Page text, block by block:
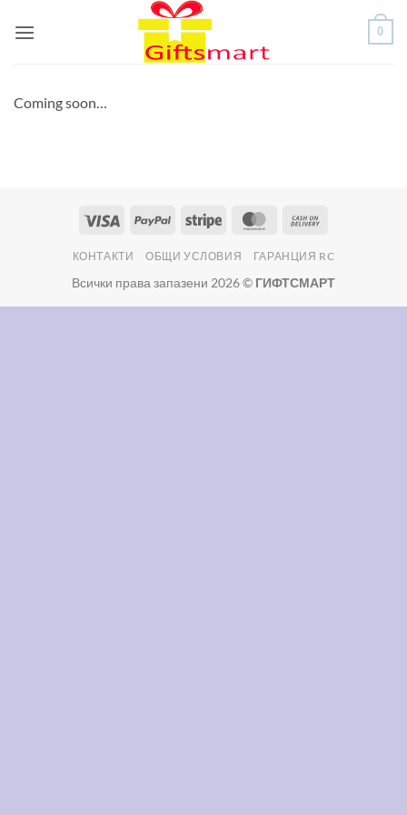
0
Coming soon…
Visa PayPal Stripe MasterCard
Delivery
КОНТАКТИ ОБЩИ УСЛОВИЯ ГАРАНЦИЯ RC
Всички права запазени 2026 © ГИФТСМАРТ